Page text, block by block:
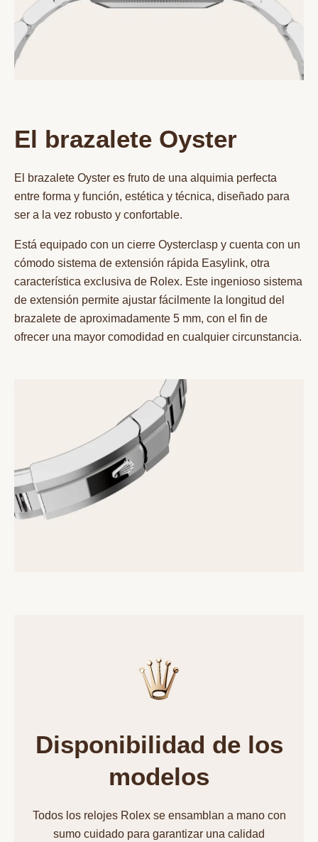
El brazalete Oyster
El brazalete Oyster es fruto de una alquimia perfecta
entre forma y función, estética y técnica, diseñado para
ser a la vez robusto y confortable.
Está equipado con un cierre Oysterclasp y cuenta con un
cómodo sistema de extensión rápida Easylink, otra
característica exclusiva de Rolex. Este ingenioso sistema
de extensión permite ajustar fácilmente la longitud del
brazalete de aproximadamente 5 mm, con el fin de
ofrecer una mayor comodidad en cualquier circunstancia.
Disponibilidad de los
modelos
Todos los relojes Rolex se ensamblan a mano con
sumo cuidado para garantizar una calidad